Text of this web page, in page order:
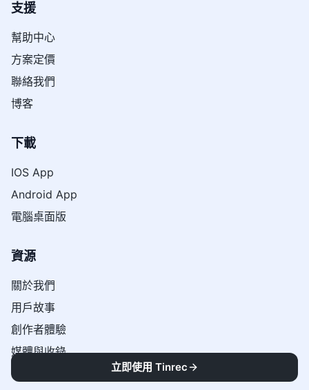
支援
幫助中心
方案定價
聯絡我們
博客
下載
IOS App
Android App
電腦桌面版
資源
關於我們
用戶故事
創作者體驗
媒體與收錄
立即使用 Tinrec